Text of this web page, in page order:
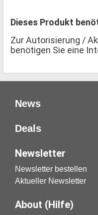
Dieses Produkt
Zur Autorisierung /
benötigen Sie eine
News
Deals
Newsletter
Newsletter bestellen
Aktueller Newsletter
About (Hilfe)